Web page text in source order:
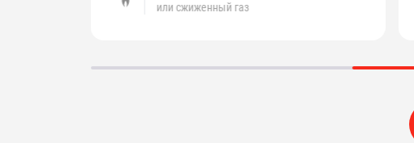
или сжиженный газ